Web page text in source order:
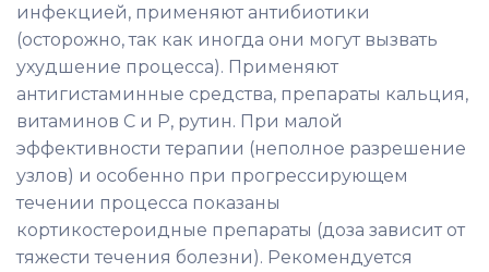
инфекцией, применяют антибиотики
(осторожно, так как иногда они могут вызвать
ухудшение процесса). Применяют
антигистаминные средства, препараты кальция,
витаминов С и Р, рутин. При малой
эффективности терапии (неполное разрешение
узлов) и особенно при прогрессирующем
течении процесса показаны
кортикостероидные препараты (доза зависит от
тяжести течения болезни). Рекомендуется